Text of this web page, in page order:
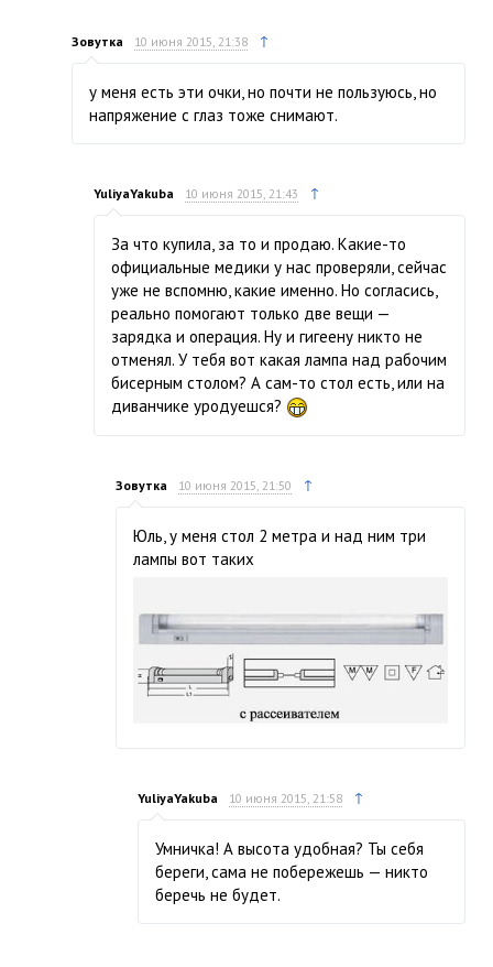
Зовутка 10 июня 2015, 21:38 ↑
у меня есть эти очки, но почти не пользуюсь, но
напряжение с глаз тоже снимают.
YuliyaYakuba 10 июня 2015, 21:43 ↑
За что купила, за то и продаю. Какие-то
официальные медики у нас проверяли, сейчас
уже не вспомню, какие именно. Но согласись,
реально помогают только две вещи —
зарядка и операция. Ну и гигеену никто не
отменял. У тебя вот какая лампа над рабочим
бисерным столом? А сам-то стол есть, или на
диванчике уродуешся?
Зовутка 10 июня 2015, 21:50 ↑
Юль, у меня стол 2 метра и над ним три
лампы вот таких
YuliyaYakuba 10 июня 2015, 21:58 ↑
Умничка! А высота удобная? Ты себя
береги, сама не побережешь — никто
беречь не будет.